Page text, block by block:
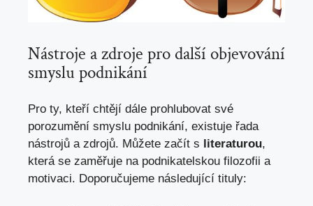
Nástroje a zdroje pro další objevování
smyslu podnikání
Pro ty, kteří chtějí dále prohlubovat své
porozumění smyslu podnikání, existuje řada
nástrojů a zdrojů. Můžete začít s literaturou,
která se zaměřuje na podnikatelskou filozofii a
motivaci. Doporučujeme následující tituly: